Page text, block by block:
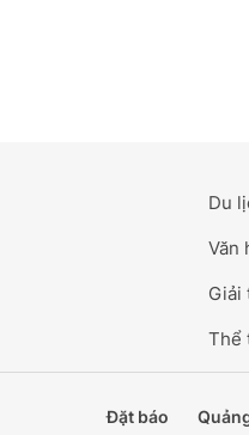
Du
Văn
Giải
Thể
Đặt báo